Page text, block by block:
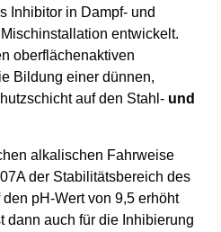
Inhibitor in Dampf- und
entwickelt.
oberflächenaktiven
Bildung einer dünnen,
auf den Stahl- und
alkalischen Fahrweise
der Stabilitätsbereich des
pH-Wert von 9,5 erhöht
dann auch für die Inhibierung